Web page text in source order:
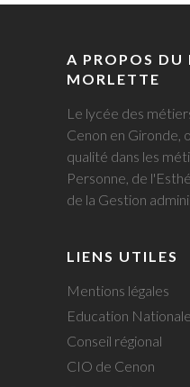
A PROPOS DU
MORLETTE
Le lycée des
Cenon en Gironde,
qualité dans les
Personne, de
de la Gestion
LIENS UTILES
Mentions légales
Education Nationale
Conseil régional
CIO de Cenon